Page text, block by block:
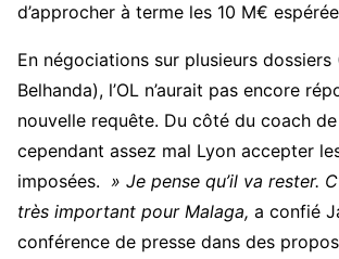
d’approcher à terme les 10 M€
En négociations sur plusieurs dossiers
Belhanda), l’OL n’aurait pas encore
nouvelle requête. Du côté du coach
cependant assez mal Lyon accepter
imposées. » Je pense qu’il va rester.
très important pour Malaga, a confié
conférence de presse dans des